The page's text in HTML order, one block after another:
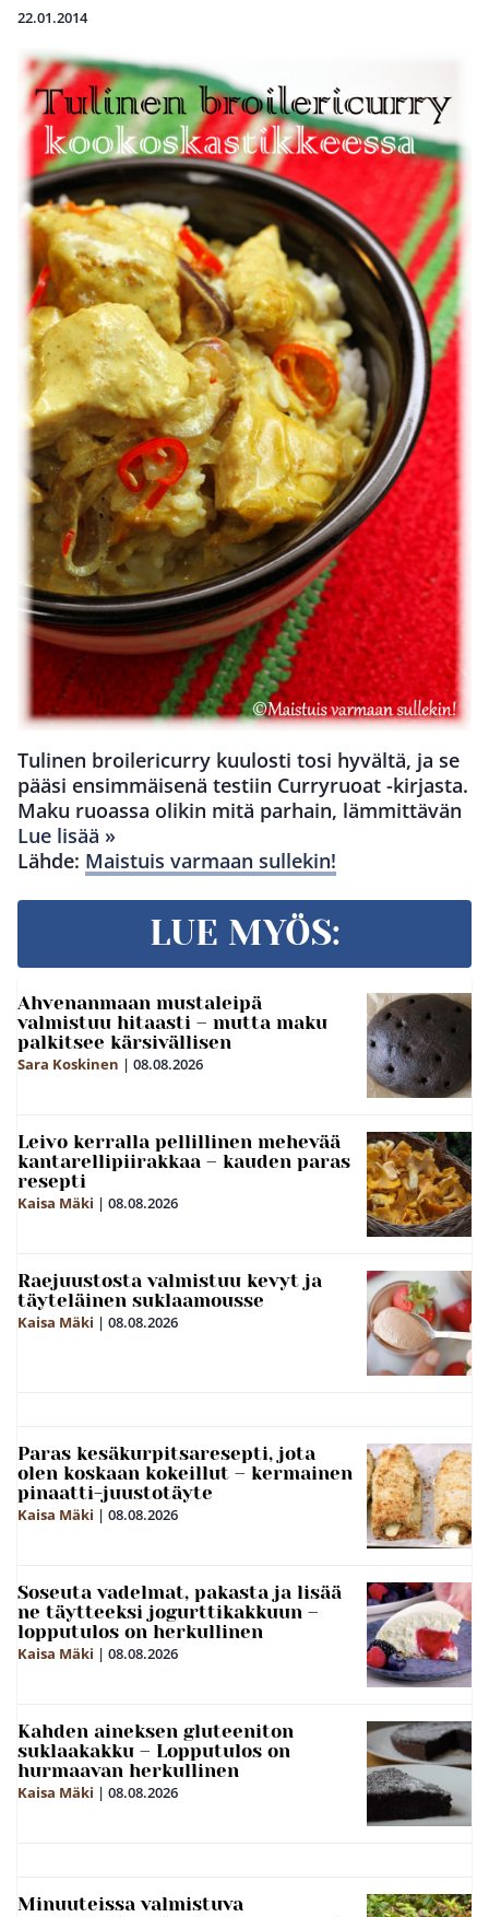
22.01.2014
Tulinen broilericurry kuulosti tosi hyvältä, ja se
pääsi ensimmäisenä testiin Curryruoat -kirjasta.
Maku ruoassa olikin mitä parhain, lämmittävän
Lue lisää »
Lähde: Maistuis varmaan sullekin!
LUE MYÖS:
Ahvenanmaan mustaleipä
valmistuu hitaasti – mutta maku
palkitsee kärsivällisen
Sara Koskinen | 08.08.2026
Leivo kerralla pellillinen mehevää
kantarellipiirakkaa – kauden paras
resepti
Kaisa Mäki | 08.08.2026
Raejuustosta valmistuu kevyt ja
täyteläinen suklaamousse
Kaisa Mäki | 08.08.2026
Paras kesäkurpitsaresepti, jota
olen koskaan kokeillut – kermainen
pinaatti-juustotäyte
Kaisa Mäki | 08.08.2026
Soseuta vadelmat, pakasta ja lisää
ne täytteeksi jogurttikakkuun –
lopputulos on herkullinen
Kaisa Mäki | 08.08.2026
Kahden aineksen gluteeniton
suklaakakku – Lopputulos on
hurmaavan herkullinen
Kaisa Mäki | 08.08.2026
Minuuteissa valmistuva